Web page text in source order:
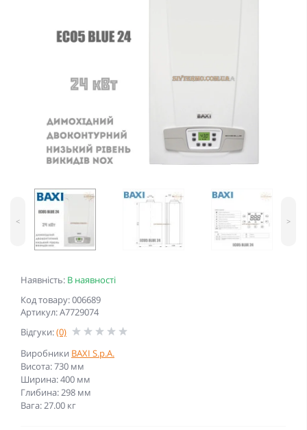
Наявність: В наявності
Код товару: 006689
Артикул: A7729074
Відгуки:(0)
Виробники BAXI S.p.A.
Висота: 730 мм
Ширина: 400 мм
Глибина: 298 мм
Вага: 27.00 кг
< >